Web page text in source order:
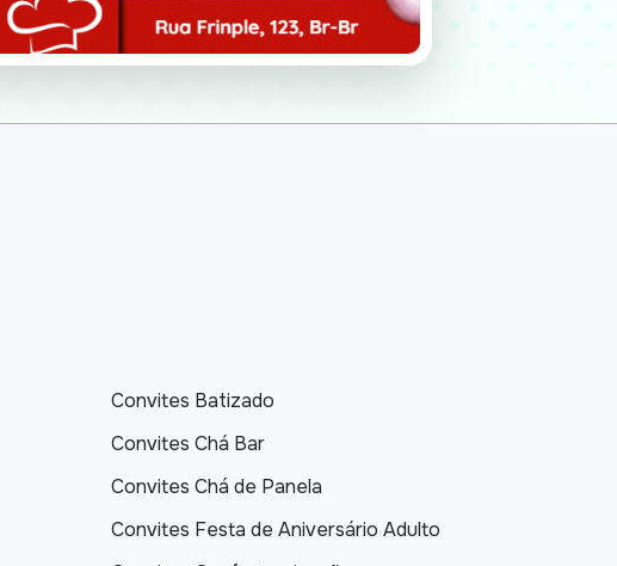
Convites Batizado
Convites Chá Bar
Convites Chá de Panela
Convites Festa de Aniversário Adulto